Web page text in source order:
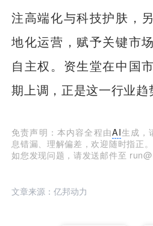
注高端化与科技护肤，
地化运营，赋予关键市
自主权。资生堂在中国
期上调，正是这一行业趋
免责声明：本内容全程由AI生成，
息错漏、理解偏差，欢迎随时指正。
如您发现问题，请发送邮件至
文章来源：亿邦动力